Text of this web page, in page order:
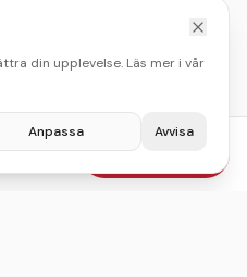
Boka julbord
din upplevelse. Läs mer i vår
Anpassa Avvisa